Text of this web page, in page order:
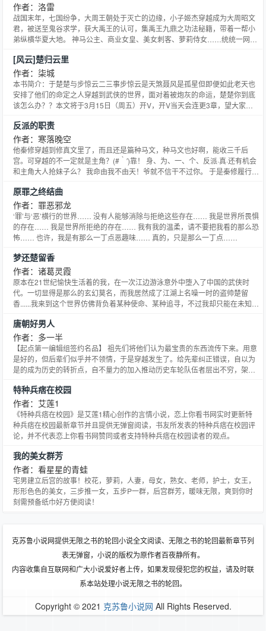
作者：洛雷
战国末年，七国纷争，大周王朝处于灭亡的边缘，小子姬杰穿越成为大周昭文
君，被送至鬼谷求学，获大禹王的认可，集禹王九鼎之功法秘籍，带着一帮小
弟纵横华夏大地。 神马公主、商业女皇、美女刺客、萝莉侍女……统统一网打
…………………………………………………………………………………………
洛雷2015玄幻新作《皇极圣尊》火热上线，书号1254975，已有完本作品五部
字数超千万，人品保证，请各位放心收藏，多
[风云]楚归云里
作者：柒城
本书简介：于楚楚与步惊云二三事步惊云是天煞聂风是孤星但即便如此老天也
安排了他们的命定之人穿越到武侠的世界，面对着被炮灰的命运，楚楚你到底
该怎么办？？本文将于3月15日（周五）开V，开V当天会连更3章，望大家能
反派的职责
作者：寒落晚空
他秦修穿越到修真文里了，而且还是篇种马文，种马文也好啊，能收三千后
宫。可穿越的不一定就是主角？(#‵′)靠！ 身、为、一、个、反派·真·还有机会
和主角大人抢妹子么？ 我命由我不由天！爷就不信干不过你。 于是秦修履行反
超越了原&amp;amp;amp;gt; 可是，主角！你怎么崩了？虽然我知道原著里你
和你大师兄是好基友，
原罪之终结曲
作者：罪恶邪龙
‘罪’与‘恶’横行的世界…… 没有人能够消除与拒绝这些存在…… 我是世界所畏惧
的存在…… 我是世界所拒绝的存在…… 我有我的温柔，请不要把我看的那么恐
怖…… 也许，我是有那么一丁点恶趣味…… 真的，只是那么一丁点……
梦还楚留香
作者：诸葛灵霞
原本在21世纪愉快生活着的我，在一次江边游泳意外中堕入了中国的武侠时
代。一切显得是那么的玄幻莫名，而我居然成了江湖上名噪一时的盗帅楚留
香......我来到这个世界仿佛背负着某种使命、某种追寻，不过我却只能在未知的
唐朝好男人
作者：多一半
【起点第一编辑组签约名品】 祖先们将他们认为最宝贵的东西流传下来。用意
是好的，但后辈们似乎并不领情，于是穿越发生了。给先辈纠正错误，自以为
是的成为历史的转折点，自不量力的加入推动历史车轮队伍者层出不穷，架空
么去改变？先祖们真的需要后世那些乌七八糟的理论与技术么？锦上添花还是
画足添蛇？ 好吧，不管添的是什么，是人就要生存，要生活。
特种兵痞在校园
作者：艾莲1
《特种兵痞在校园》是艾莲1精心创作的言情小说，恋上你看书网实时更新特
种兵痞在校园最新章节并且提供无弹窗阅读，书友所发表的特种兵痞在校园评
论，并不代表恋上你看书网赞同或者支持特种兵痞在校园读者的观点。
我的美女群芳
作者：看星星的青蛙
宅男建立后宫的故事！校花，萝莉，人妻，母女，熟女、老师，护士，女王，
形形色色的美女，三步推一女，五步P一群，后宫群芳，暖味无限，爽到你时
刻需预备纸巾好方便阅读！
克苏鲁小说网提供无限之书的轮回小说全文阅读、无限之书的轮回最新章节列
表无弹窗，小说的版权为原作者百夜静所有。
内容收集自互联网和广大小说爱好者上传，如果发现侵犯您的权益，请及时联
系本站处理小说无限之书的轮回。
Copyright © 2021 克苏鲁小说网 All Rights Reserved.